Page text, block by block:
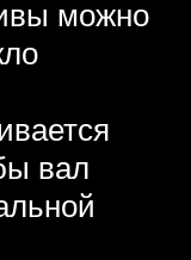
можно
вал